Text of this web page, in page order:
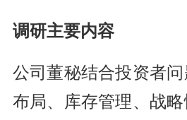
调研主要内容
公司董秘结合投资者
布局、库存管理、战